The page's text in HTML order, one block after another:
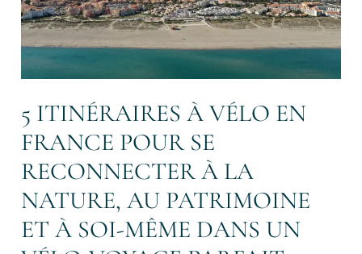
5 ITINÉRAIRES À VÉLO EN
FRANCE POUR SE
RECONNECTER À LA
NATURE, AU PATRIMOINE
ET À SOI-MÊME DANS UN
pour
se
reconnecter
à
nature,
au
patrimoine
à
soi-
même
dans